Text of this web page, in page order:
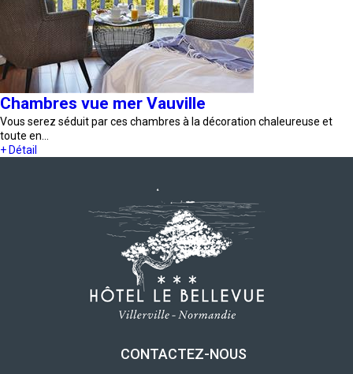
Chambres vue mer Vauville
Vous serez séduit par ces chambres à la décoration chaleureuse et
toute en…
+ Détail
CONTACTEZ-NOUS